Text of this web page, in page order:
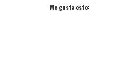
Me gusta esto: